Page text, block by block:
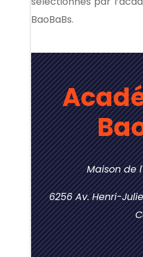
BaoBaBs.
Maison de
6256 Av. Henri-